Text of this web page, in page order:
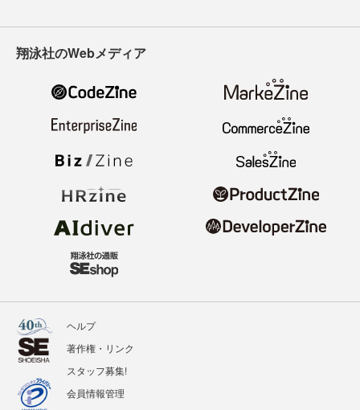
翔泳社のWebメディア
ヘルプ
著作権・リンク
スタッフ募集!
会員情報管理